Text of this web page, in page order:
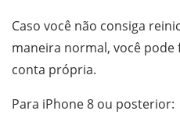
Caso você não consiga
maneira normal, você
conta própria.
Para iPhone 8 ou posterior: